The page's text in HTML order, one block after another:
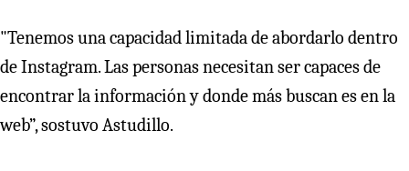
"Tenemos una capacidad limitada de abordarlo dentro
de Instagram. Las personas necesitan ser capaces de
encontrar la información y donde más buscan es en la
web”, sostuvo Astudillo.